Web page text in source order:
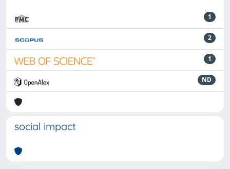
1
2
1
ND
social impact